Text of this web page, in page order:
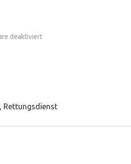
deaktiviertfür
Rettungsdienst